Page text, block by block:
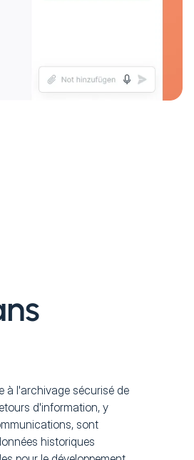
à l'archivage sécurisé de
d'information, y
sont
historiques